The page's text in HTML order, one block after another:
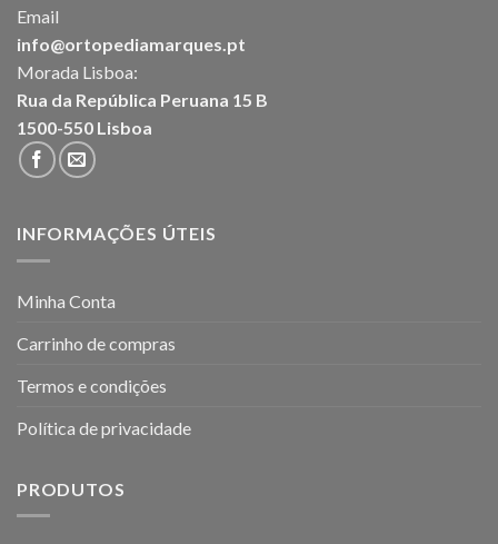
Email
info@ortopediamarques.pt
Morada Lisboa:
Rua da República Peruana 15 B
1500-550 Lisboa
INFORMAÇÕES ÚTEIS
Minha Conta
Carrinho de compras
Termos e condições
Política de privacidade
PRODUTOS